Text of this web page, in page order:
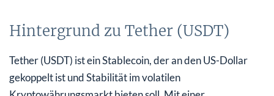
Hintergrund zu Tether (USDT)
Tether (USDT) ist ein Stablecoin, der an den US-Dollar
gekoppelt ist und Stabilität im volatilen